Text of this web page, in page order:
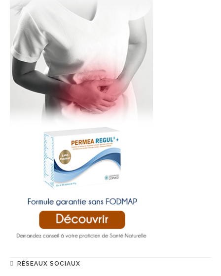
RÉSEAUX SOCIAUX